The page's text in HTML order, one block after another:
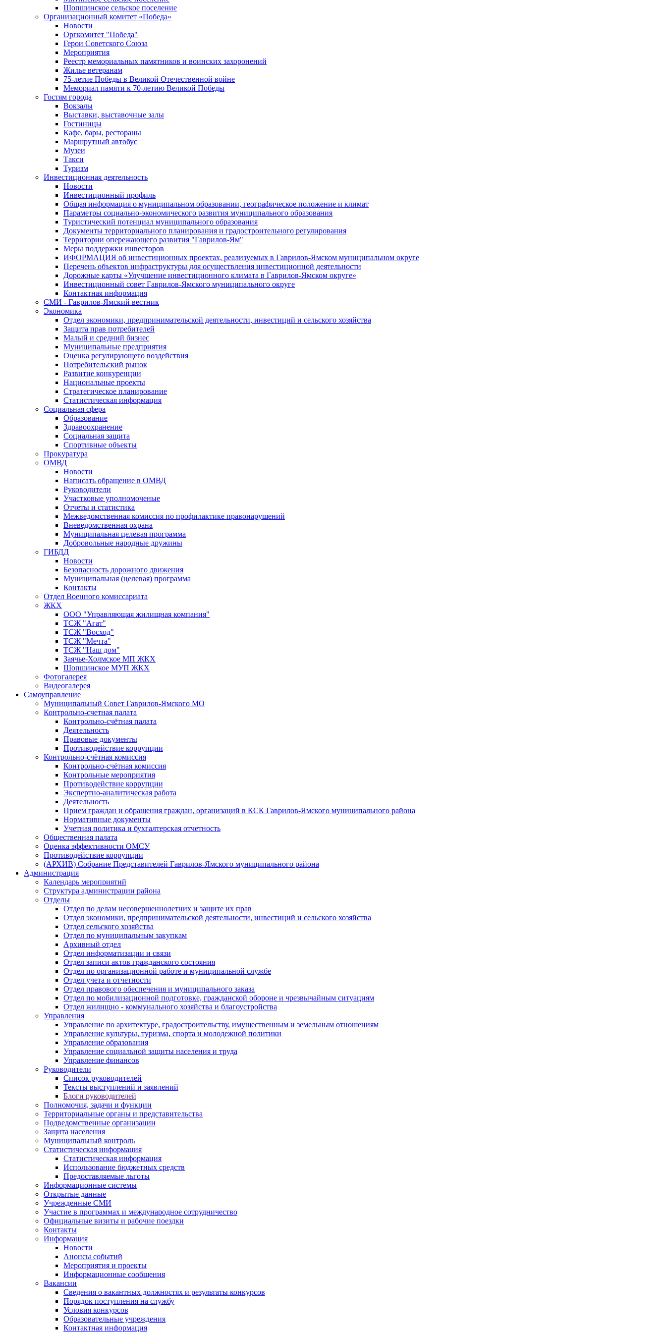
Шопшинское сельское поселение
Организационный комитет «Победа»
Новости
Оргкомитет "Победа"
Герои Советского Союза
Мероприятия
Реестр мемориальных памятников и воинских захоронений
Жилье ветеранам
75-летие Победы в Великой Отечественной войне
Мемориал памяти к 70-летию Великой Победы
Гостям города
Вокзалы
Выставки, выставочные залы
Гостиницы
Кафе, бары, рестораны
Маршрутный автобус
Музеи
Такси
Туризм
Инвестиционная деятельность
Новости
Инвестиционный профиль
Общая информация о муниципальном образовании, географическое положение и климат
Параметры социально-экономического развития муниципального образования
Туристический потенциал муниципального образования
Документы территориального планирования и градостроительного регулирования
Территории опережающего развития "Гаврилов-Ям"
Меры поддержки инвесторов
ИФОРМАЦИЯ об инвестиционных проектах, реализуемых в Гаврилов-Ямском муниципальном округе
Перечень объектов инфраструктуры для осуществления инвестиционной деятельности
Дорожные карты «Улучшение инвестиционного климата в Гаврилов-Ямском округе»
Инвестиционный совет Гаврилов-Ямского муниципального округе
Контактная информация
СМИ - Гаврилов-Ямский вестник
Экономика
Отдел экономики, предпринимательской деятельности, инвестиций и сельского хозяйства
Защита прав потребителей
Малый и средний бизнес
Муниципальные предприятия
Оценка регулирующего воздействия
Потребительский рынок
Развитие конкуренции
Национальные проекты
Стратегическое планирование
Статистическая информация
Социальная сфера
Образование
Здравоохранение
Социальная защита
Спортивные объекты
Прокуратура
ОМВД
Новости
Написать обращение в ОМВД
Руководители
Участковые уполномоченые
Отчеты и статистика
Межведомственная комиссия по профилактике правонарушений
Вневедомственная охрана
Муниципальная целевая программа
Добровольные народные дружины
ГИБДД
Новости
Безопасность дорожного движения
Муниципальная (целевая) программа
Контакты
Отдел Военного комиссариата
ЖКХ
ООО "Управляющая жилищная компания"
ТСЖ "Агат"
ТСЖ "Восход"
ТСЖ "Мечта"
ТСЖ "Наш дом"
Заячье-Холмское МП ЖКХ
Шопшинское МУП ЖКХ
Фотогалерея
Видеогалерея
Самоуправление
Муниципальный Совет Гаврилов-Ямского МО
Контрольно-счетная палата
Контрольно-счётная палата
Деятельность
Правовые документы
Противодействие коррупции
Контрольно-счётная комиссия
Контрольно-счётная комиссия
Контрольные мероприятия
Противодействие коррупции
Экспертно-аналитическая работа
Деятельность
Прием граждан и обращения граждан, организаций в КСК Гаврилов-Ямского муниципального района
Нормативные документы
Учетная политика и бухгалтерская отчетность
Общественная палата
Оценка эффективности ОМСУ
Противодействие коррупции
(АРХИВ) Собрание Представителей Гаврилов-Ямского муниципального района
Администрация
Календарь мероприятий
Структура администрации района
Отделы
Отдел по делам несовершеннолетних и защите их прав
Отдел экономики, предпринимательской деятельности, инвестиций и сельского хозяйства
Отдел сельского хозяйства
Отдел по муниципальным закупкам
Архивный отдел
Отдел информатизации и связи
Отдел записи актов гражданского состояния
Отдел по организационной работе и муниципальной службе
Отдел учета и отчетности
Отдел правового обеспечения и муниципального заказа
Отдел по мобилизационной подготовке, гражданской обороне и чрезвычайным ситуациям
Отдел жилищно - коммунального хозяйства и благоустройства
Управления
Управление по архитектуре, градостроительству, имущественным и земельным отношениям
Управление культуры, туризма, спорта и молодежной политики
Управление образования
Управление социальной защиты населения и труда
Управление финансов
Руководители
Список руководителей
Тексты выступлений и заявлений
Блоги руководителей
Полномочия, задачи и функции
Территориальные органы и представительства
Подведомственные организации
Защита населения
Муниципальный контроль
Статистическая информация
Статистическая информация
Использование бюджетных средств
Предоставляемые льготы
Информационные системы
Открытые данные
Учрежденные СМИ
Участие в программах и международное сотрудничество
Официальные визиты и рабочие поездки
Контакты
Информация
Новости
Анонсы событий
Мероприятия и проекты
Информационные сообщения
Вакансии
Сведения о вакантных должностях и результаты конкурсов
Порядок поступления на службу
Условия конкурсов
Образовательные учреждения
Контактная информация